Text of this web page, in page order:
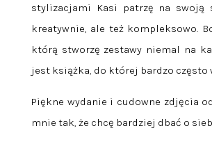
stylizacjami Kasi patrzę na swoją
kreatywnie, ale też kompleksowo.
którą stworzę zestawy niemal na
jest książka, do której bardzo często
Piękne wydanie i cudowne zdjęcia
mnie tak, że chcę bardziej dbać o